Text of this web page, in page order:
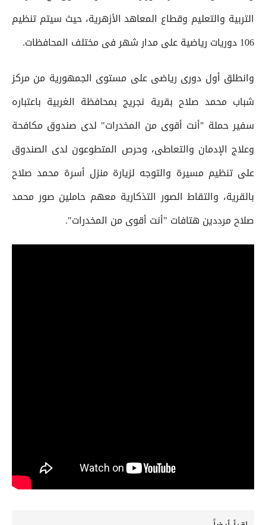
التربية والتعليم وقطاع المعاهد الأزهرية، حيث سيتم تنظيم
106 دوريات رياضية على مدار شهر فى مختلف المحافظات.
وانطلق أول دورى رياضى على مستوى الجمهورية من مركز
شباب محمد صلاح بقرية نجريج بمحافظة الغربية باعتباره
سفير حملة "أنت أقوى من المخدرات" لدى صندوق مكافحة
وعلاج الإدمان والتعاطى، وحرص المتطوعون لدى الصندوق
على تنظيم مسيرة والتوجه لزيارة منزل أسرة محمد صلاح
بالقرية، والتقاط الصور التذكارية معهم حاملين صور محمد
صلاح مرددين هتافات "أنت أقوى من المخدرات".